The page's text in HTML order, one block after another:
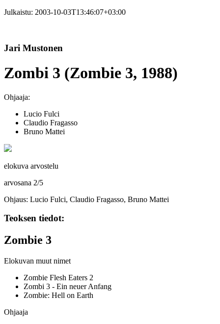
Julkaistu: 2003-10-03T13:46:07+03:00
Jari Mustonen
Zombi 3 (Zombie 3, 1988)
Ohjaaja:
Lucio Fulci
Claudio Fragasso
Bruno Mattei
elokuva arvostelu
arvosana 2/5
Ohjaus: Lucio Fulci, Claudio Fragasso, Bruno Mattei
Teoksen tiedot:
Zombie 3
Elokuvan muut nimet
Zombie Flesh Eaters 2
Zombi 3 - Ein neuer Anfang
Zombie: Hell on Earth
Ohjaaja